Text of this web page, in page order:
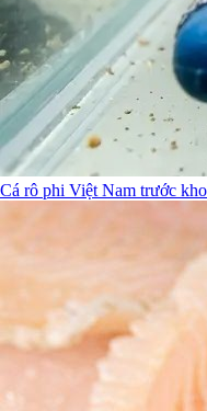
Cá rô phi Việt Nam trước